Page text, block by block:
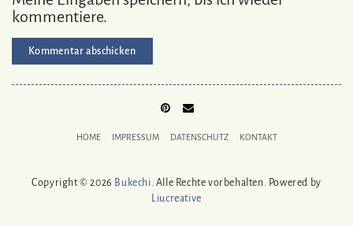
kommentiere.
TO
BUKECHI
HOME IMPRESSUM DATENSCHUTZ KONTAKT
Copyright © 2026 Bukechi. Alle Rechte vorbehalten. Powered by
Liucreative